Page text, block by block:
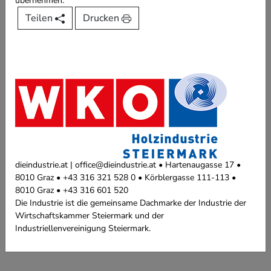
Teilen Drucken
dieindustrie.at | office@dieindustrie.at • Hartenaugasse 17 •
8010 Graz • +43 316 321 528 0 • Körblergasse 111-113 •
8010 Graz • +43 316 601 520
Die Industrie ist die gemeinsame Dachmarke der Industrie der
Wirtschaftskammer Steiermark und der
Industriellenvereinigung Steiermark.